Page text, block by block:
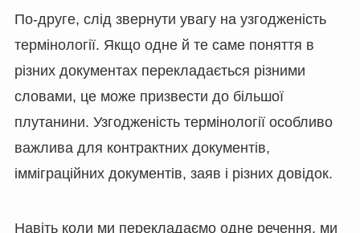
По-друге, слід звернути увагу на узгодженість
термінології. Якщо одне й те саме поняття в
різних документах перекладається різними
словами, це може призвести до більшої
плутанини. Узгодженість термінології особливо
важлива для контрактних документів,
імміграційних документів, заяв і різних довідок.
Навіть коли ми перекладаємо одне речення, ми